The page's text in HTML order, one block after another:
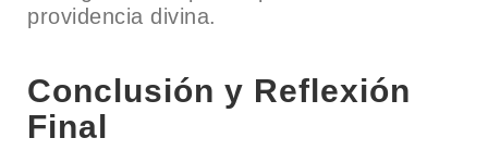
providencia divina.
Conclusión y Reflexión
Final